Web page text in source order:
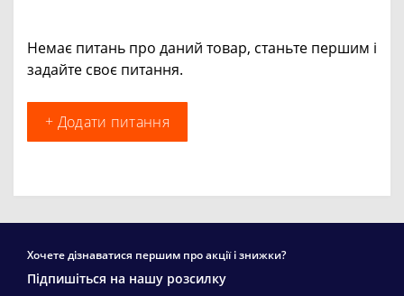
Немає питань про даний товар, станьте першим і
задайте своє питання.
+ Додати питання
Хочете дізнаватися першим про акції і знижки?
Підпишіться на нашу розсилку